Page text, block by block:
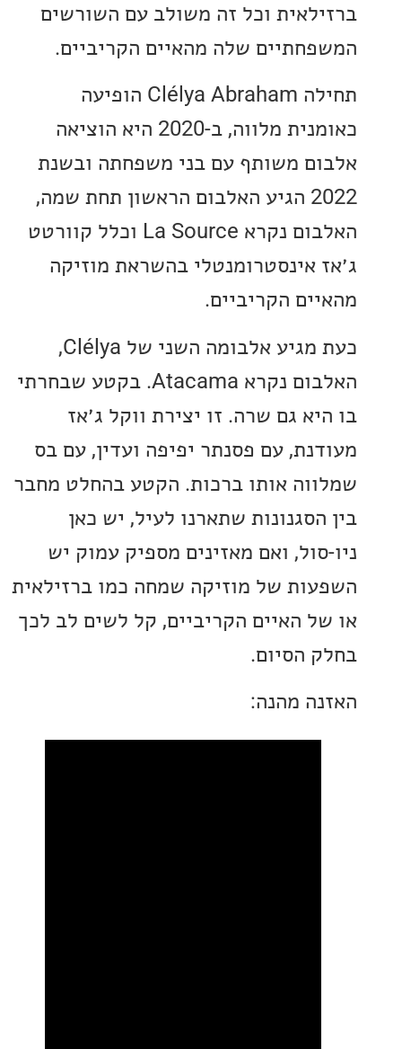
וכל זה משולב עם השורשים
שלה מהאיים הקריביים.
תחילה Clélya Abraham הופיעה
כאומנית מלווה, ב-2020 היא הוציאה
משותף עם בני משפחתה ובשנת
2022 הגיע האלבום הראשון תחת שמה,
האלבום נקרא La Source וכלל קוורטט
אינסטרומנטלי בהשראת מוזיקה
הקריביים.
כעת מגיע אלבומה השני של Clélya,
האלבום נקרא Atacama. בקטע שבחרתי
גם שרה. זו יצירת ווקל ג׳אז
עם פסנתר יפיפה ועדין, עם בס
אותו ברכות. הקטע בהחלט מחבר
שתארנו לעיל, יש כאן
ואם מאזינים מספיק עמוק יש
של מוזיקה שמחה כמו ברזילאית
האיים הקריביים, קל לשים לב לכך
הסיום.
מהנה: